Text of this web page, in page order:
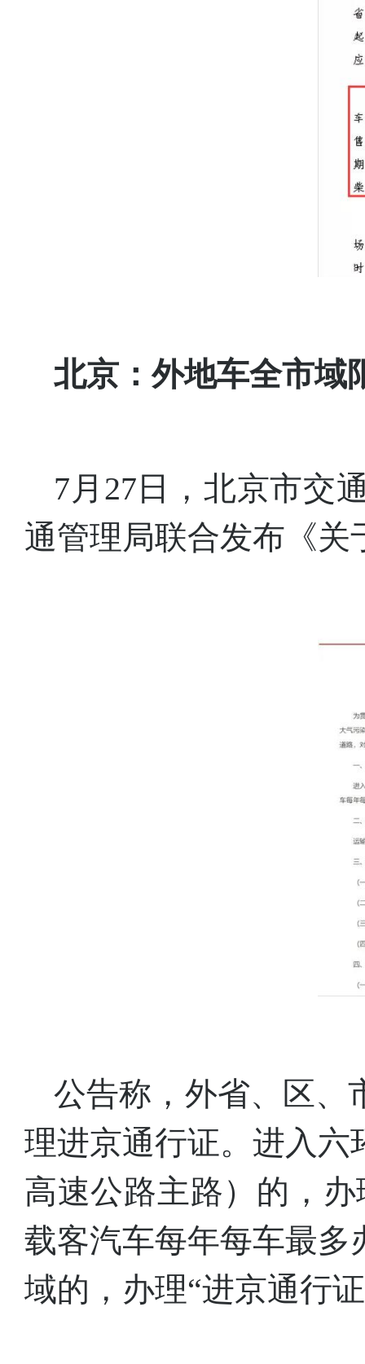
北京：外地车全市域
7月27日，北京市交
通管理局联合发布《
公告称，外省、区、
理进京通行证。进入六
高速公路主路）的，
载客汽车每年每车最多
域的，办理“进京通行